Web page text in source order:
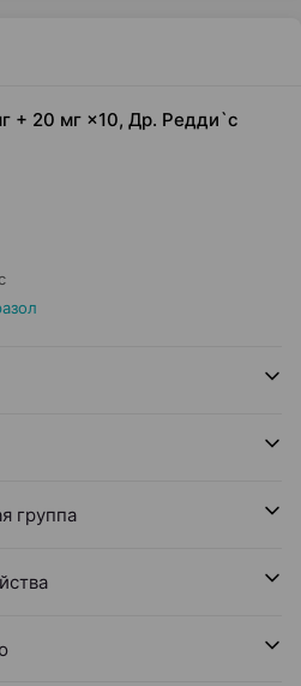
+ 20 мг ×10, Др. Редди`с
группа